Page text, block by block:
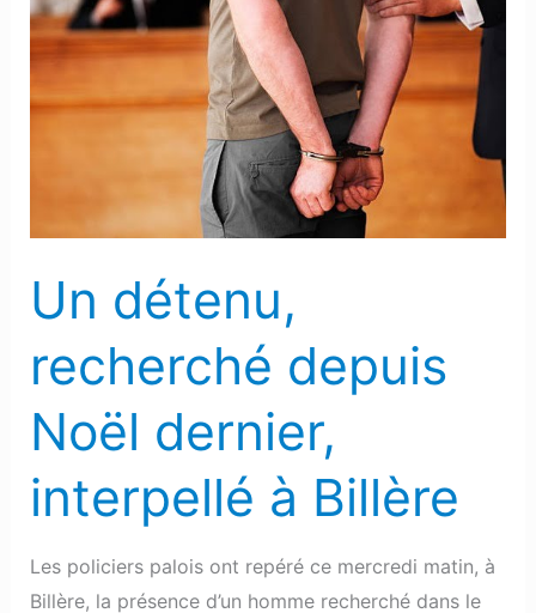
Un détenu,
recherché depuis
Noël dernier,
interpellé à Billère
Les policiers palois ont repéré ce mercredi matin, à
Billère, la présence d’un homme recherché dans le
détenu,
recherché
depuis